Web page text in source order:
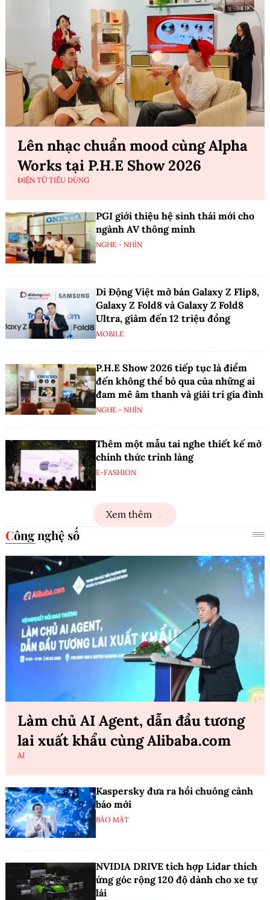
Lên nhạc chuẩn mood cùng Alpha
Works tại P.H.E Show 2026
ĐIỆN TỬ TIÊU DÙNG
PGI giới thiệu hệ sinh thái mới cho
ngành AV thông minh
NGHE - NHÌN
Di Động Việt mở bán Galaxy Z Flip8,
Galaxy Z Fold8 và Galaxy Z Fold8
Ultra, giảm đến 12 triệu đồng
MOBILE
P.H.E Show 2026 tiếp tục là điểm
đến không thể bỏ qua của những ai
đam mê âm thanh và giải trí gia đình
NGHE - NHÌN
Thêm một mẫu tai nghe thiết kế mở
chính thức trình làng
E-FASHION
Xem thêm
Công nghệ số
Làm chủ AI Agent, dẫn đầu tương
lai xuất khẩu cùng Alibaba.com
AI
Kaspersky đưa ra hồi chuông cảnh
báo mới
BẢO MẬT
NVIDIA DRIVE tích hợp Lidar thích
ứng góc rộng 120 độ dành cho xe tự
lái